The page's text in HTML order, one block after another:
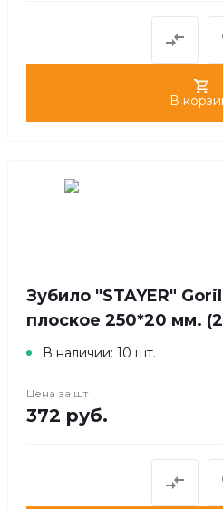
В
Зубило "STAYER"
плоское 250*20 мм.
В наличии: 10 шт.
Цена за шт
372 руб.